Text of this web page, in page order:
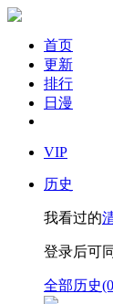
首页
更新
排行
日漫
VIP
历史
我看过的
登录后可
全部历史